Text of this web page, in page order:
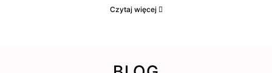
Czytaj więcej